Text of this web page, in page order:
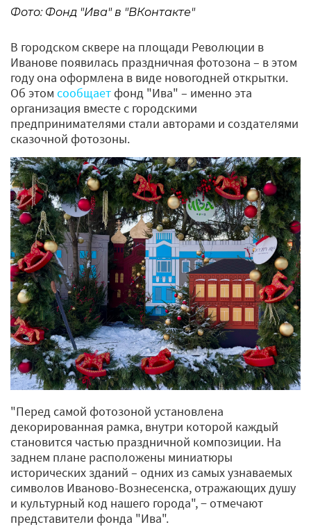
Фото: Фонд "Ива" в "ВКонтакте"
В городском сквере на площади Революции в
Иванове появилась праздничная фотозона – в этом
году она оформлена в виде новогодней открытки.
Об этом сообщаетфонд "Ива" – именно эта
организация вместе с городскими
предпринимателями стали авторами и создателями
сказочной фотозоны.
"Перед самой фотозоной установлена
декорированная рамка, внутри которой каждый
становится частью праздничной композиции. На
заднем плане расположены миниатюры
исторических зданий – одних из самых узнаваемых
символов Иваново-Вознесенска, отражающих душу
и культурный код нашего города", − отмечают
представители фонда "Ива".